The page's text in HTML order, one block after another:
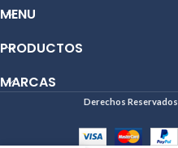
MENU
PRODUCTOS
MARCAS
Derechos Reservados